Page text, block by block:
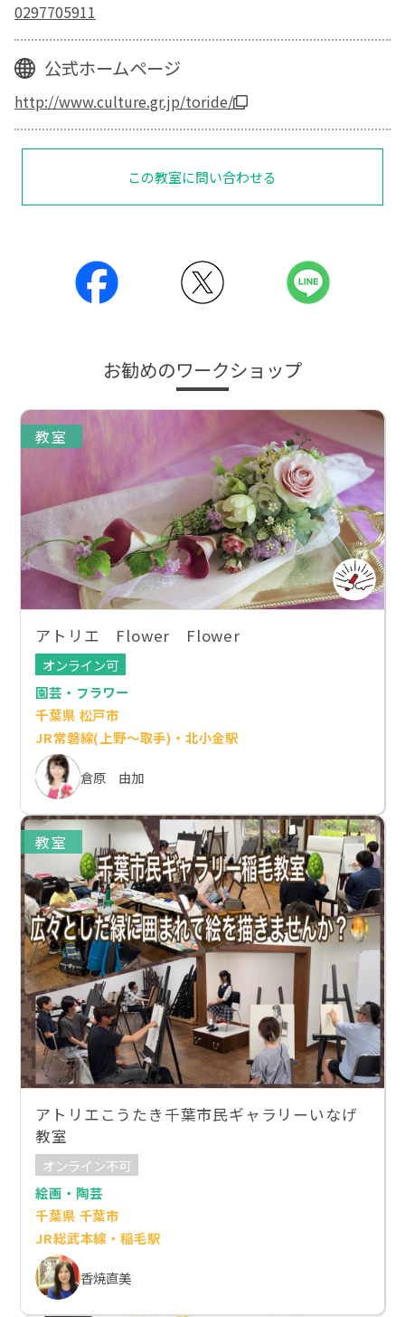
0297705911
公式ホームページ
http://www.culture.gr.jp/toride/
この教室に問い合わせる
お勧めのワークショップ
教室
アトリエ Flower Flower
オンライン可
園芸・フラワー
千葉県 松戸市
JR常磐線(上野～取手)・北小金駅
倉原 由加
教室
アトリエこうたき千葉市民ギャラリーいなげ
教室
オンライン不可
絵画・陶芸
千葉県 千葉市
JR総武本線・稲毛駅
香焼直美